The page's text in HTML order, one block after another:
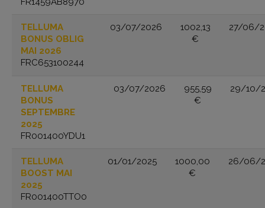
TELLUMA
BONUS OBLIG
MAI 2026
FRC653100244
03/07/2026
1002,13
€
27/06/
TELLUMA
BONUS
SEPTEMBRE
2025
FR001400YDU1
03/07/2026
955,59
€
29/10/
TELLUMA
BOOST MAI
2025
FR001400TTO0
01/01/2025
1000,00
€
26/06/